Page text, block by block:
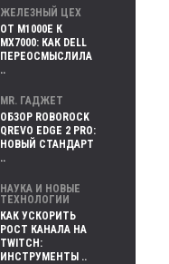
ЖЕЛЕЗНЫЙ ЦЕХ
ОТ M1000E К
MX7000: КАК DELL
ПЕРЕОСМЫСЛИЛА
..
MR. ГАДЖЕТ
ОБЗОР ROBOROCK
QREVO EDGE 2 PRO:
НОВЫЙ СТАНДАРТ
..
НАУКА И НОВЫЕ
ТЕХНОЛОГИИ
КАК УСКОРИТЬ
РОСТ КАНАЛА НА
TWITCH:
ИНСТРУМЕНТЫ ..